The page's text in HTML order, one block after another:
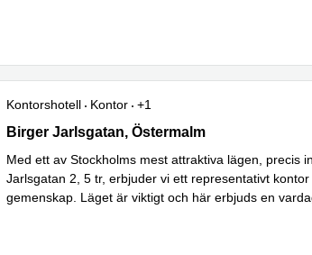
Kontorshotell Kontor
+1
Birger Jarlsgatan 2, Östermalm
Birger Jarlsgatan, Östermalm
Med ett av Stockholms mest attraktiva lägen, precis
Jarlsgatan 2, 5 tr, erbjuder vi ett representativt
gemenskap. Läget är viktigt och här erbjuds en